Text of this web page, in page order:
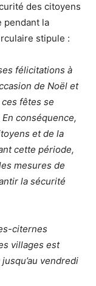
des citoyens
pendant la
stipule :
félicitations à
de Noël et
fêtes se
conséquence,
et de la
cette période,
mesures de
la sécurité
citernes
villages est
vendredi